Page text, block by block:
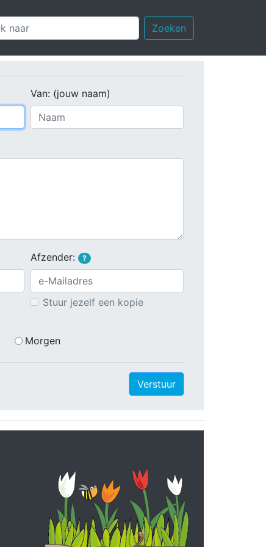
Zoeken
Van: (jouw naam)
Afzender: ?
Stuur jezelf een kopie
Morgen
Verstuur